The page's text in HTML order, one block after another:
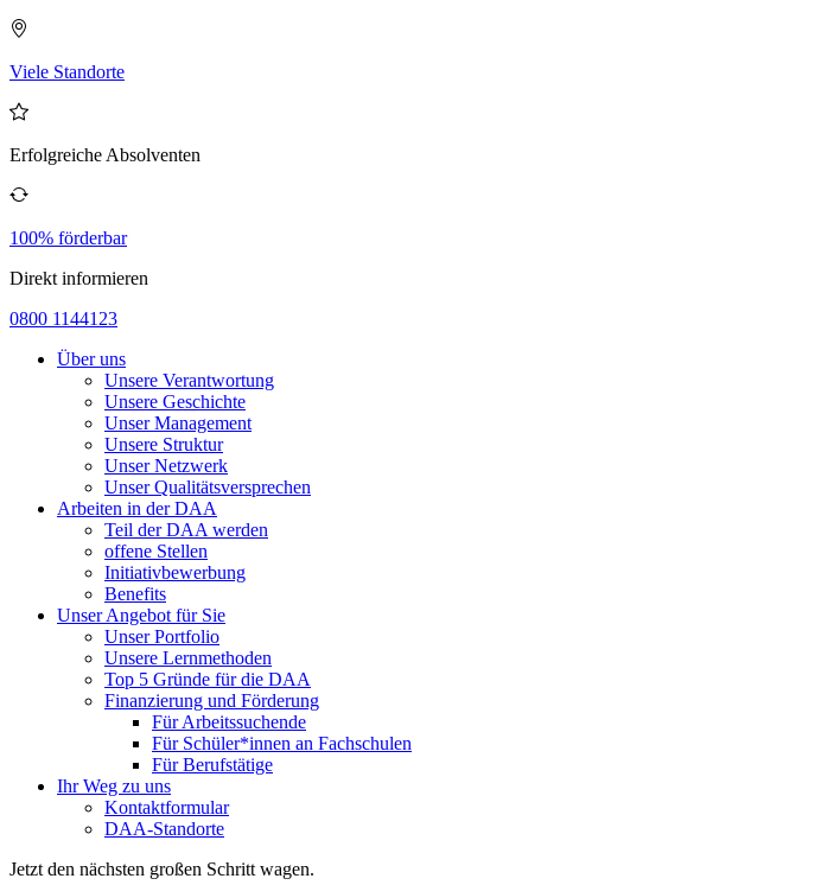
Viele Standorte
Erfolgreiche Absolventen
100% förderbar
Direkt informieren
0800 1144123
Über uns
Unsere Verantwortung
Unsere Geschichte
Unser Management
Unsere Struktur
Unser Netzwerk
Unser Qualitätsversprechen
Arbeiten in der DAA
Teil der DAA werden
offene Stellen
Initiativbewerbung
Benefits
Unser Angebot für Sie
Unser Portfolio
Unsere Lernmethoden
Top 5 Gründe für die DAA
Finanzierung und Förderung
Für Arbeitssuchende
Für Schüler*innen an Fachschulen
Für Berufstätige
Ihr Weg zu uns
Kontaktformular
DAA-Standorte
Jetzt den nächsten großen Schritt wagen.